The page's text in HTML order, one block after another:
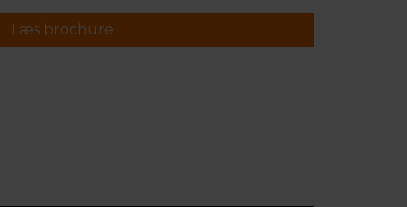
Læs brochure